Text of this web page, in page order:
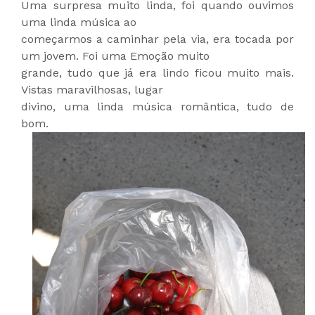
Uma surpresa muito linda, foi quando ouvimos
uma linda música ao
começarmos a caminhar pela via, era tocada por
um jovem. Foi uma Emoção muito
grande, tudo que já era lindo ficou muito mais.
Vistas maravilhosas, lugar
divino, uma linda música romântica, tudo de
bom.